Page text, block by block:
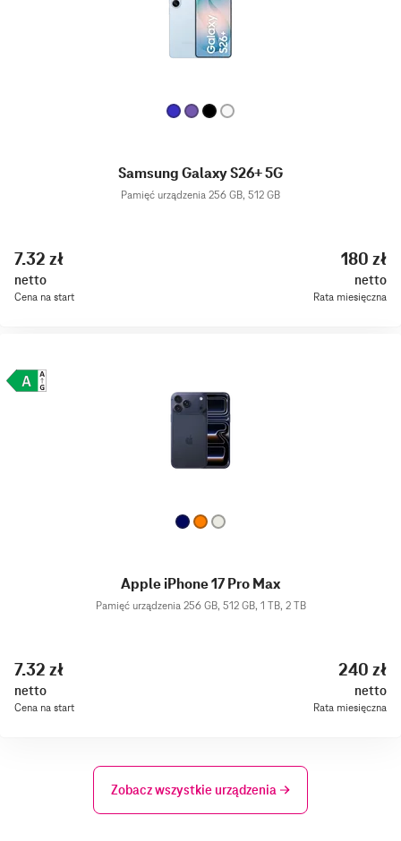
Samsung Galaxy S26+ 5G
Pamięć urządzenia 256 GB, 512 GB
7.32 zł
netto
Cena na start
180 zł
netto
Rata miesięczna
Apple iPhone 17 Pro Max
Pamięć urządzenia 256 GB, 512 GB, 1 TB, 2 TB
7.32 zł
netto
Cena na start
240 zł
netto
Rata miesięczna
Zobacz wszystkie urządzenia →